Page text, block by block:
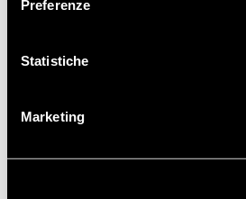
Preferenze
Statistiche
Marketing